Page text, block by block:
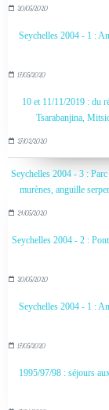
20/05/2020
Seychelles 2004 - 1 :
17/05/2020
10 et 11/11/2019 : du
Tsarabanjina,
27/02/2020
Seychelles 2004 - 3 :
murènes, anguille
24/05/2020
Seychelles 2004 - 2 :
20/05/2020
Seychelles 2004 - 1 :
17/05/2020
1995/97/98 : séjours